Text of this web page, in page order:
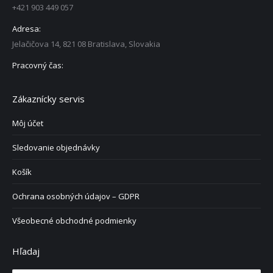
+421 903 449 057
Adresa:
Jelačičova 14, 821 08 Bratislava, Slovakia
Pracovný čas:
Zákaznícky servis
Môj účet
Sledovanie objednávky
Košík
Ochrana osobných údajov – GDPR
Všeobecné obchodné podmienky
Hľadaj